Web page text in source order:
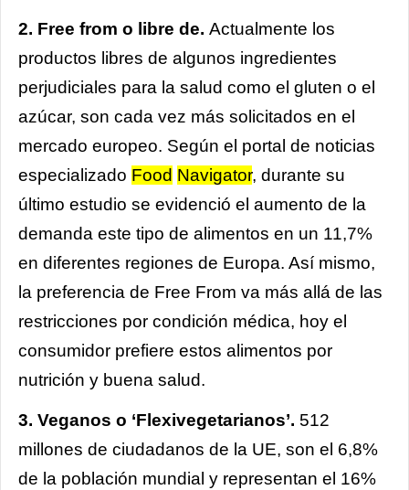
2. Free from o libre de. Actualmente los
productos libres de algunos ingredientes
perjudiciales para la salud como el gluten o el
azúcar, son cada vez más solicitados en el
mercado europeo. Según el portal de noticias
especializado Food Navigator, durante su
último estudio se evidenció el aumento de la
demanda este tipo de alimentos en un 11,7%
en diferentes regiones de Europa. Así mismo,
la preferencia de Free From va más allá de las
restricciones por condición médica, hoy el
consumidor prefiere estos alimentos por
nutrición y buena salud.
3. Veganos o ‘Flexivegetarianos’. 512
millones de ciudadanos de la UE, son el 6,8%
de la población mundial y representan el 16%